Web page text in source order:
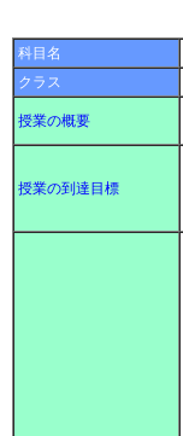
科目名
クラス
授業の概要
授業の到達目標